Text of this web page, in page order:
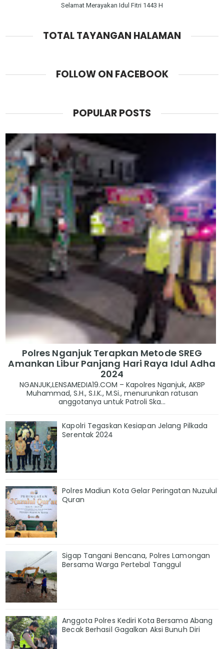
Selamat Merayakan Idul Fitri 1443 H
TOTAL TAYANGAN HALAMAN
FOLLOW ON FACEBOOK
POPULAR POSTS
Polres Nganjuk Terapkan Metode SREG
Amankan Libur Panjang Hari Raya Idul Adha
2024
NGANJUK,LENSAMEDIA19.COM – Kapolres Nganjuk, AKBP
Muhammad, S.H., S.I.K., M.Si., menurunkan ratusan
anggotanya untuk Patroli Ska...
Kapolri Tegaskan Kesiapan Jelang Pilkada
Serentak 2024
Polres Madiun Kota Gelar Peringatan Nuzulul
Quran
Sigap Tangani Bencana, Polres Lamongan
Bersama Warga Pertebal Tanggul
Anggota Polres Kediri Kota Bersama Abang
Becak Berhasil Gagalkan Aksi Bunuh Diri